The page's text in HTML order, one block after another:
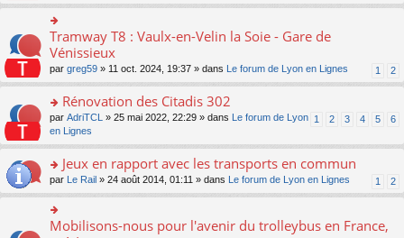
s
ult
er
le
m
e
s
s
g
o
n
lu
le
pl
u
o
n
ult
er
le
m
e
s
a
g
e
n
o
Tramway T8 : Vaulx-en-Velin la Soie - Gare de
Vénissieux
1 2
par greg59 » 11 oct. 2024, 19:37 » dans Le forum de Lyon en Lignes
o
n
s
er
le
m
e
s
Rénovation des Citadis 302
1 2 3 4 5 6
par AdriTCL » 25 mai 2022, 22:29 » dans
Le forum de Lyon
en Lignes
o
n
s
ult
er
Jeux en rapport avec les transports en commun
1 2
par Le Rail » 24 août 2014, 01:11 » dans Le forum de Lyon en Lignes
o
Mobilisons-nous pour l'avenir du trolleybus en France,